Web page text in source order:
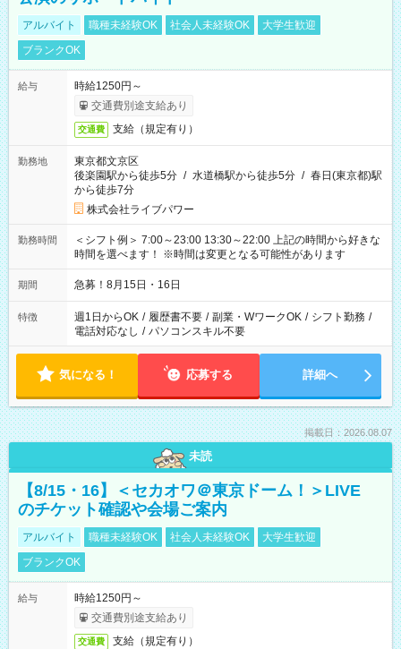
アルバイト 職種未経験OK 社会人未経験OK
大学生歓迎
ブランクOK
給与
時給1250円～
交通費別途支給あり
交通費 支給（規定有り）
勤務地
東京都文京区
後楽園駅から徒歩5分 / 水道橋駅から徒歩5分 / 春日(東京都)駅
から徒歩7分
株式会社ライブパワー
勤務時間
＜シフト例＞ 7:00～23:00 13:30～22:00 上記の時間から好きな
時間を選べます！ ※時間は変更となる可能性があります
期間 急募！8月15日・16日
特徴 週1日からOK / 履歴書不要 / 副業・WワークOK / シフト勤務 /
電話対応なし / パソコンスキル不要
気になる！ 応募する 詳細へ
掲載日：2026.08.07
未読
【8/15・16】＜セカオワ＠東京ドーム！＞LIVE
のチケット確認や会場ご案内
アルバイト 職種未経験OK 社会人未経験OK
大学生歓迎
ブランクOK
給与
時給1250円～
交通費別途支給あり
交通費 支給（規定有り）